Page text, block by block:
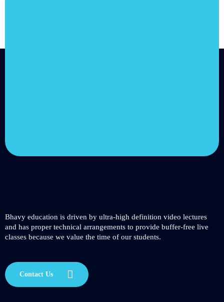
Bhavy education is driven by ultra-high definition video lectures
and has proper technical arrangements to provide buffer-free live
classes because we value the time of our students.
Contact Us